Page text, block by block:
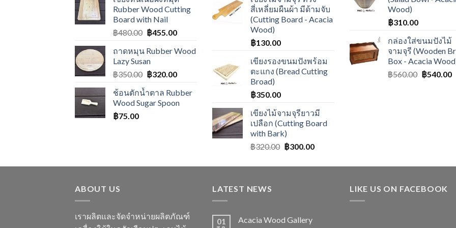
Rubber Wood Cutting
Board with Nail
฿480.00 ฿455.00
ถาดหมุน Rubber Wood
Lazy Susan
฿350.00 ฿320.00
ช้อนตักน้ำตาล Rubber
Wood Sugar Spoon
฿75.00
สี่เหลี่ยมผืนผ้า มีด้ามจับ
(Cutting Board - Acacia
Wood)
฿130.00
เขียงรองขนมปังพร้อม
ตะแกง (Bread Cutting
Broad)
฿350.00
เขียงไม้จามจุรียาวมี
เปลือก (Cutting Board
with Bark)
฿320.00 ฿300.00
Wood)
฿310.00
กล่องใส่ขนมปังไม้
จามจุรี (Wooden
Box - Acacia
฿560.00 ฿540.00
ABOUT US
เราผลิตและจัดจำหน่ายผลิตภัณฑ์
LATEST NEWS
01 Acacia Wood Gallery
LIKE US ON FACEBOOK